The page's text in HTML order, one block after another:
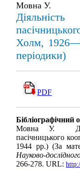
Мовна У.
Холм,
періодики)
PDF
Бібліографічний
Мовна У.
пасічницького
1944 рр.) (За
Науково-
266-278. URL: